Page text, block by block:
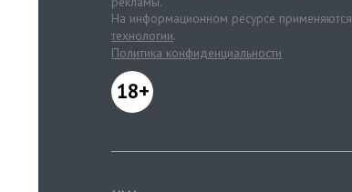
На информационном ресурсе применяются
технологии.
Политика конфиденциальности
18+